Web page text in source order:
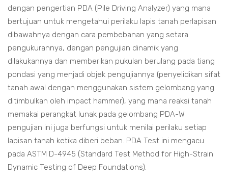
dengan pengertian PDA (Pile Driving Analyzer) yang mana
bertujuan untuk mengetahui perilaku lapis tanah perlapisan
dibawahnya dengan cara pembebanan yang setara
pengukurannya, dengan pengujian dinamik yang
dilakukannya dan memberikan pukulan berulang pada tiang
pondasi yang menjadi objek pengujiannya (penyelidikan sifat
tanah awal dengan menggunakan sistem gelombang yang
ditimbulkan oleh impact hammer), yang mana reaksi tanah
memakai perangkat lunak pada gelombang PDA-W
pengujian ini juga berfungsi untuk menilai perilaku setiap
lapisan tanah ketika diberi beban. PDA Test ini mengacu
pada ASTM D-4945 (Standard Test Method for High-Strain
Dynamic Testing of Deep Foundations).